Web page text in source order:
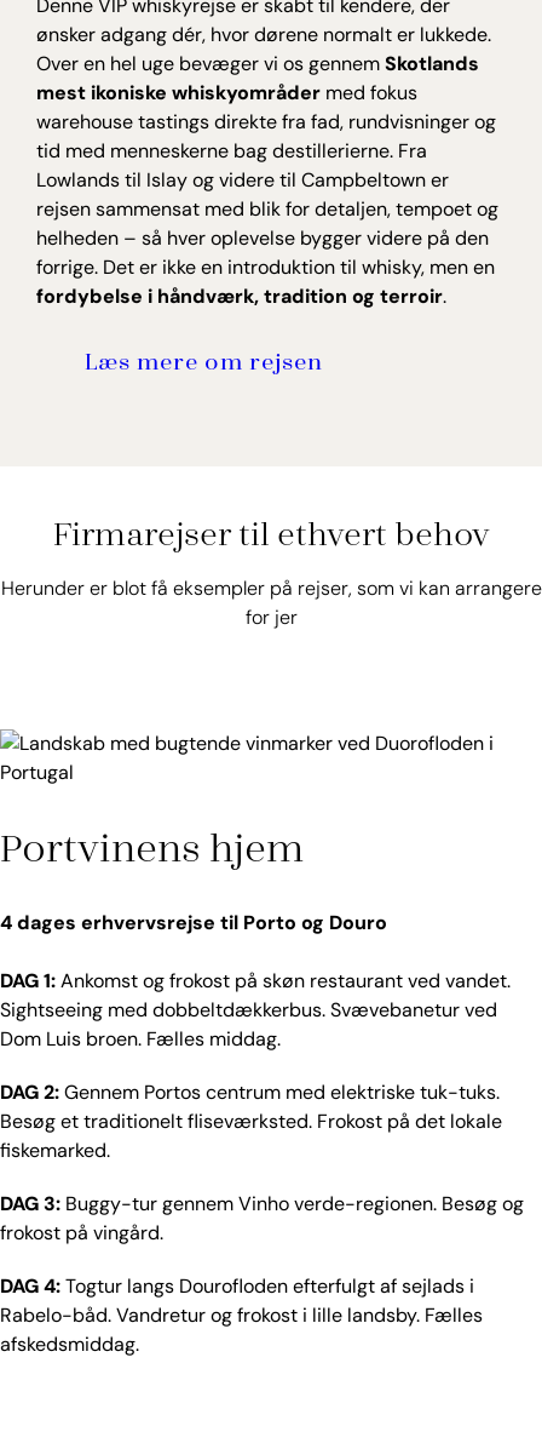
Denne VIP whiskyrejse er skabt til kendere, der
ønsker adgang dér, hvor dørene normalt er lukkede.
Over en hel uge bevæger vi os gennemSkotlands
mest ikoniske whiskyområder med fokus
warehouse tastings direkte fra fad, rundvisninger og
tid med menneskerne bag destillerierne. Fra
Lowlands til Islay og videre til Campbeltown er
rejsen sammensat med blik for detaljen, tempoet og
helheden – så hver oplevelse bygger videre på den
forrige. Det er ikke en introduktion til whisky, men en
fordybelse i håndværk, tradition og terroir.
Læs mere om rejsen
Firmarejser til ethvert behov
Herunder er blot få eksempler på rejser, som vi kan arrangere
for jer
Portvinens hjem
4 dages erhvervsrejse til Porto og Douro
DAG 1:Ankomst og frokost på skøn restaurant ved vandet.
Sightseeing med dobbeltdækkerbus. Svævebanetur ved
Dom Luis broen. Fælles middag.
DAG 2:Gennem Portos centrum med elektriske tuk-tuks.
Besøg et traditionelt fliseværksted. Frokost på det lokale
fiskemarked.
DAG 3: Buggy-tur gennem Vinho verde-regionen. Besøg og
frokost på vingård.
DAG 4:Togtur langs Dourofloden efterfulgt af sejlads i
Rabelo-båd. Vandretur og frokost i lille landsby. Fælles
afskedsmiddag.